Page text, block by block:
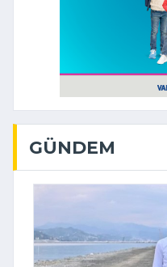
GÜNDEM